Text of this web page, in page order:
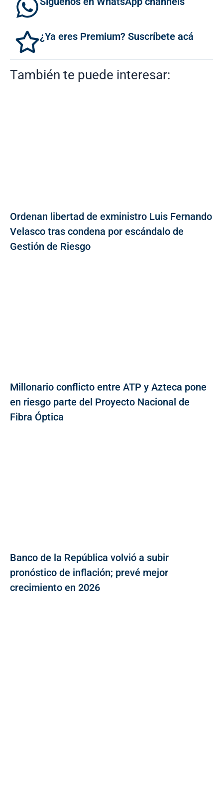
¿Ya eres Premium? Suscríbete acá
También te puede interesar:
Ordenan libertad de exministro Luis Fernando
Velasco tras condena por escándalo de
Gestión de Riesgo
Millonario conflicto entre ATP y Azteca pone
en riesgo parte del Proyecto Nacional de
Fibra Óptica
Banco de la República volvió a subir
pronóstico de inflación; prevé mejor
crecimiento en 2026